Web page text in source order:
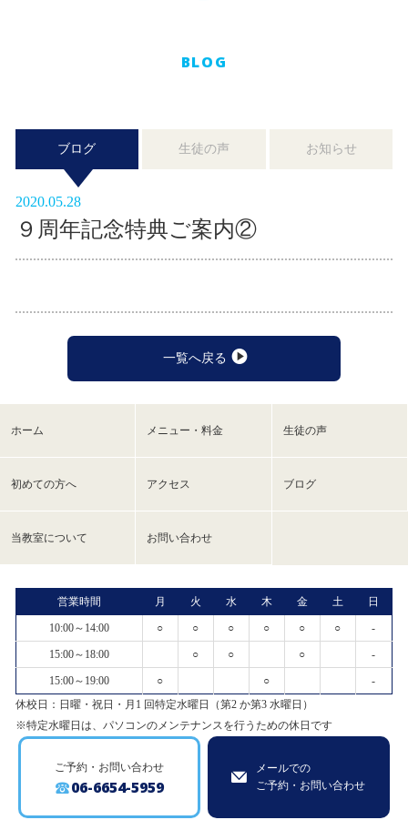
BLOG
ブログ 生徒の声 お知らせ
2020.05.28
９周年記念特典ご案内②
一覧へ戻る
ホーム
初めての方へ
当教室について
メニュー・料金
アクセス
お問い合わせ
生徒の声
ブログ
営業時間 月 火 水 木 金 土 日
10:00～14:00 ○ ○ ○ ○ ○ ○ -
15:00～18:00 ○ ○ ○ -
15:00～19:00 ○ ○ -
休校日：日曜・祝日・月1 回特定水曜日（第2 か第3 水曜日）
※特定水曜日は、パソコンのメンテナンスを行うための休日です
ご予約・お問い合わせ
06-6654-5959
メールでの
ご予約・お問い合わせ